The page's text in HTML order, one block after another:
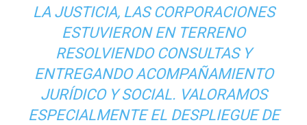
LA JUSTICIA, LAS CORPORACIONES
ESTUVIERON EN TERRENO
RESOLVIENDO CONSULTAS Y
ENTREGANDO ACOMPAÑAMIENTO
JURÍDICO Y SOCIAL. VALORAMOS
ESPECIALMENTE EL DESPLIEGUE DE